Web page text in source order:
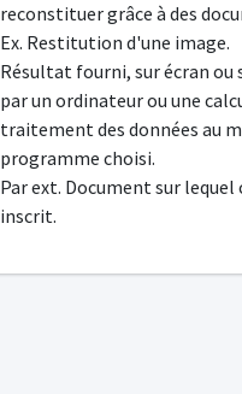
reconstituer grâce à des
Ex. Restitution d'une image.
Résultat fourni, sur écran ou
par un ordinateur ou une
traitement des données au
programme choisi.
Par ext. Document sur
inscrit.